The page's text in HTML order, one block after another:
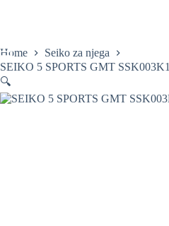
Home
Seiko za njega
SEIKO 5 SPORTS GMT SSK003K1
🔍